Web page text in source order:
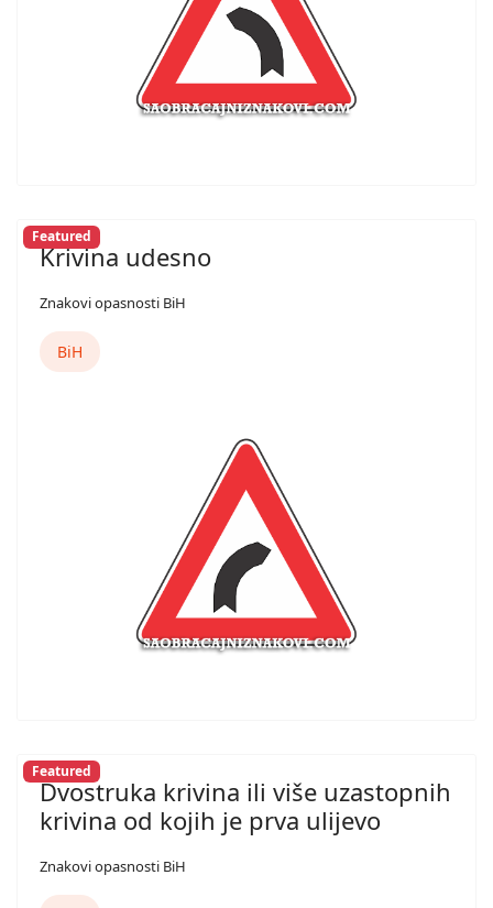
Featured
Krivina udesno
Znakovi opasnosti BiH
BiH
Featured
Dvostruka krivina ili više uzastopnih
krivina od kojih je prva ulijevo
Znakovi opasnosti BiH